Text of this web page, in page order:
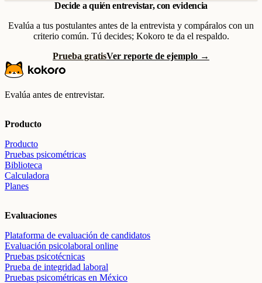
Decide a quién entrevistar, con evidencia
Evalúa a tus postulantes antes de la entrevista y compáralos con un
criterio común. Tú decides; Kokoro te da el respaldo.
Prueba gratisVer reporte de ejemplo →
Evalúa antes de entrevistar.
Producto
Producto
Pruebas psicométricas
Biblioteca
Calculadora
Planes
Evaluaciones
Plataforma de evaluación de candidatos
Evaluación psicolaboral online
Pruebas psicotécnicas
Prueba de integridad laboral
Pruebas psicométricas en México